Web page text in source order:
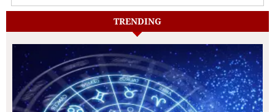
TRENDING